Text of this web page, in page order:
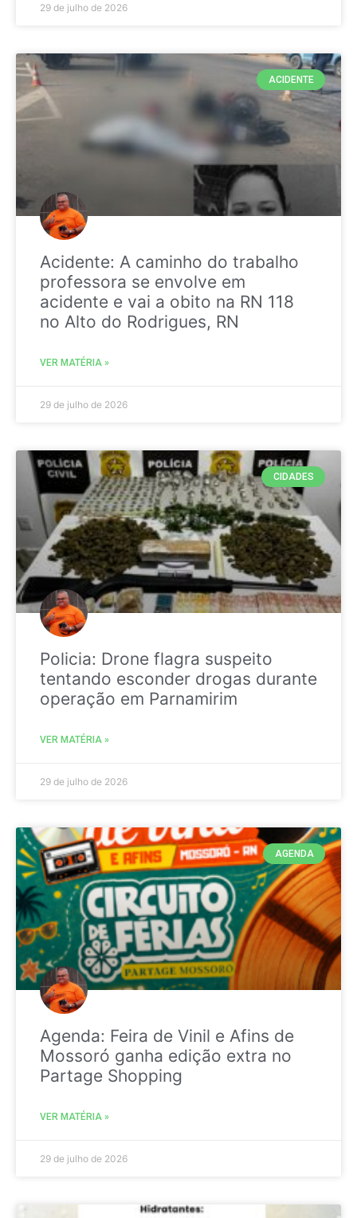
29 de julho de 2026
ACIDENTE
Acidente: A caminho do trabalho
professora se envolve em
acidente e vai a obito na RN 118
no Alto do Rodrigues, RN
VER MATÉRIA »
29 de julho de 2026
CIDADES
Policia: Drone flagra suspeito
tentando esconder drogas durante
operação em Parnamirim
VER MATÉRIA »
29 de julho de 2026
AGENDA
Agenda: Feira de Vinil e Afins de
Mossoró ganha edição extra no
Partage Shopping
VER MATÉRIA »
29 de julho de 2026